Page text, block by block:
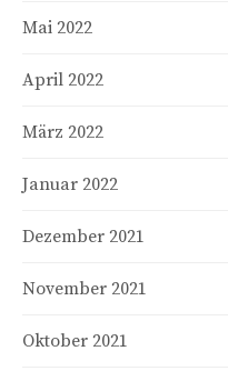
Mai 2022
April 2022
März 2022
Januar 2022
Dezember 2021
November 2021
Oktober 2021